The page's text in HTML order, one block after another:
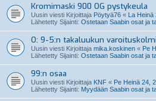
Kromimaski 900 OG pystykeula
Uusin viesti Kirjoittaja Pöytyä76 « La Heinä
Lähetetty Sijainti: Ostetaan Saabin osat ja
O: 9-5:n takaluukun
Uusin viesti Kirjoittaja mika.koskinen « Pe
Lähetetty Sijainti: Ostetaan Saabin osat ja
99:n osaa
Uusin viesti Kirjoittaja KNF « Pe Heinä 24,
Lähetetty Sijainti: Myydään Saabin osat ja